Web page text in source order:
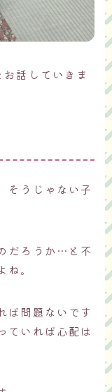
話していきま
そうじゃない子
だろうか…と不
。
ば問題ないです
ていれば心配は